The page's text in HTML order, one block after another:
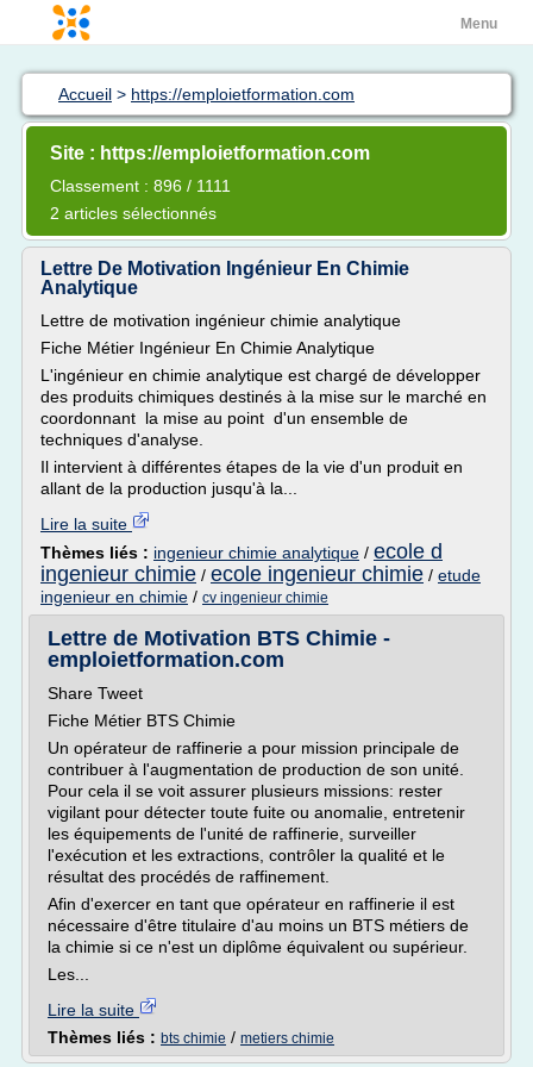
Menu
Accueil > https://emploietformation.com
Site : https://emploietformation.com
Classement : 896 / 1111
2 articles sélectionnés
Lettre De Motivation Ingénieur En Chimie
Analytique
Lettre de motivation ingénieur chimie analytique
Fiche Métier Ingénieur En Chimie Analytique
L'ingénieur en chimie analytique est chargé de développer
des produits chimiques destinés à la mise sur le marché en
coordonnant la mise au point d'un ensemble de
techniques d'analyse.
Il intervient à différentes étapes de la vie d'un produit en
allant de la production jusqu'à la...
Lire la suite
Thèmes liés : ingenieur chimie analytique / ecole d
ingenieur chimie / ecole ingenieur chimie / etude
ingenieur en chimie / cv ingenieur chimie
Lettre de Motivation BTS Chimie -
emploietformation.com
Share Tweet
Fiche Métier BTS Chimie
Un opérateur de raffinerie a pour mission principale de
contribuer à l'augmentation de production de son unité.
Pour cela il se voit assurer plusieurs missions: rester
vigilant pour détecter toute fuite ou anomalie, entretenir
les équipements de l'unité de raffinerie, surveiller
l'exécution et les extractions, contrôler la qualité et le
résultat des procédés de raffinement.
Afin d'exercer en tant que opérateur en raffinerie il est
nécessaire d'être titulaire d'au moins un BTS métiers de
la chimie si ce n'est un diplôme équivalent ou supérieur.
Les...
Lire la suite
Thèmes liés : bts chimie / metiers chimie